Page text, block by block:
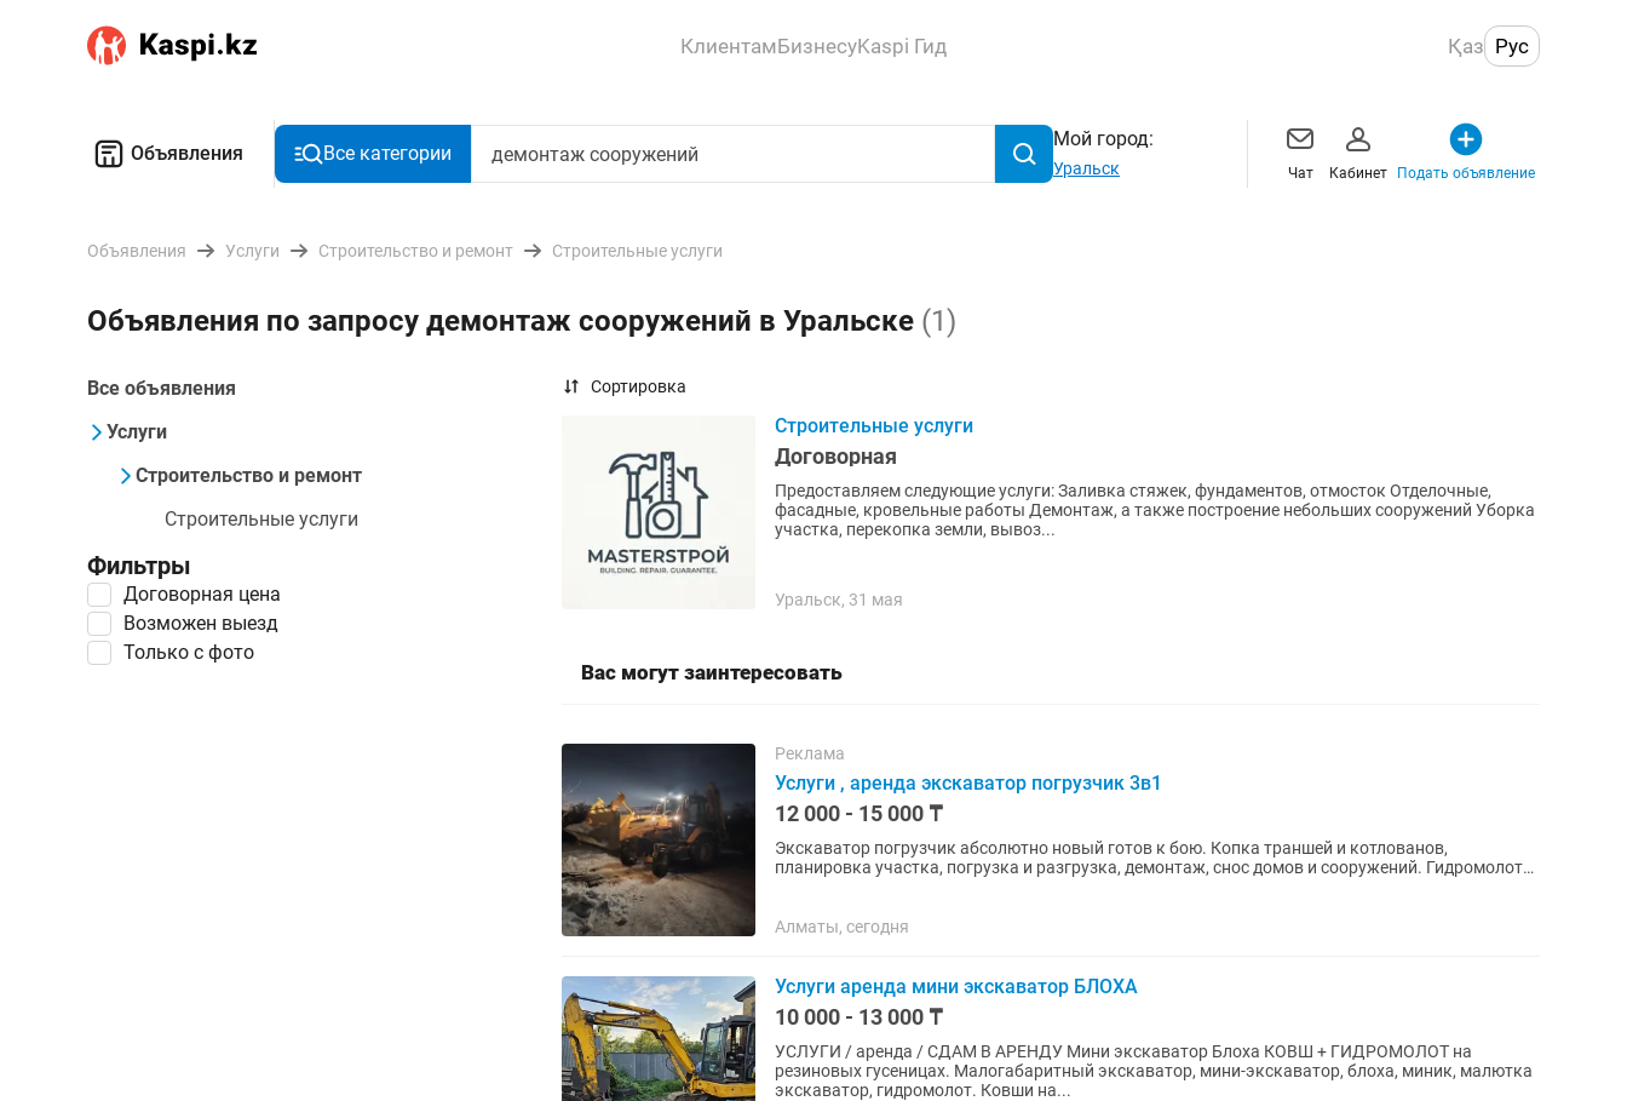
КлиентамБизнесуKaspi Гид Қаз Рус
Объявления Все категории
Мой город:
Уральск Чат Кабинет Подать объявление
Объявления Услуги Строительство и ремонт Строительные услуги
Объявления по запросу демонтаж сооружений в Уральске (1)
Все объявления
Услуги
Строительство и ремонт
Строительные услуги
Фильтры
Договорная цена
Возможен выезд
Только с фото
Сортировка
Строительные услуги
Договорная
Предоставляем следующие услуги: Заливка стяжек, фундаментов, отмосток Отделочные,
фасадные, кровельные работы Демонтаж, а также построение небольших сооружений Уборка
участка, перекопка земли, вывоз...
Уральск, 31 мая
Вас могут заинтересовать
Реклама
Услуги , аренда экскаватор погрузчик 3в1
12 000 - 15 000 ₸
Экскаватор погрузчик абсолютно новый готов к бою. Копка траншей и котлованов,
планировка участка, погрузка и разгрузка, демонтаж, снос домов и сооружений. Гидромолот
Алматы, сегодня
Услуги аренда мини экскаватор БЛОХА
10 000 - 13 000 ₸
УСЛУГИ / аренда / СДАМ В АРЕНДУ Мини экскаватор Блоха КОВШ + ГИДРОМОЛОТ на
резиновых гусеницах. Малогабаритный экскаватор, мини-экскаватор, блоха, миник, малютка
экскаватор, гидромолот. Ковши на...